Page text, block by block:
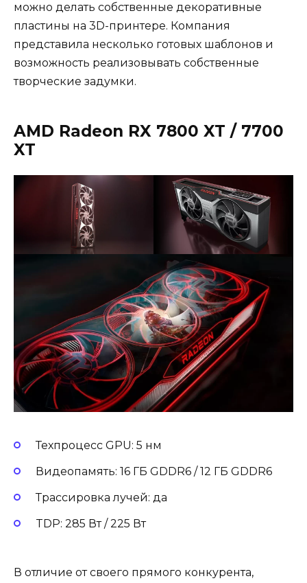
можно делать собственные декоративные
пластины на 3D-принтере. Компания
представила несколько готовых шаблонов и
возможность реализовывать собственные
творческие задумки.
AMD Radeon RX 7800 XT / 7700
XT
Техпроцесс GPU: 5 нм
Видеопамять: 16 ГБ GDDR6 / 12 ГБ GDDR6
Трассировка лучей: да
TDP: 285 Вт / 225 Вт
В отличие от своего прямого конкурента,